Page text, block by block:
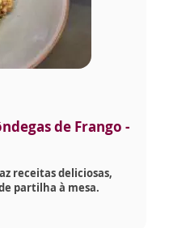
de Frango -
receitas deliciosas,
partilha à mesa.